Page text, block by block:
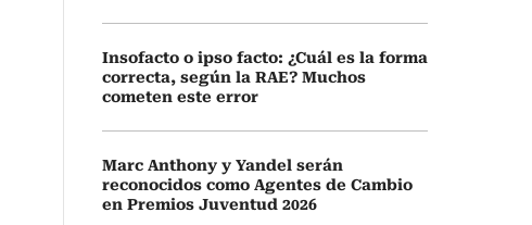
Insofacto o ipso facto: ¿Cuál es la forma
correcta, según la RAE? Muchos
cometen este error
Marc Anthony y Yandel serán
reconocidos como Agentes de Cambio
en Premios Juventud 2026